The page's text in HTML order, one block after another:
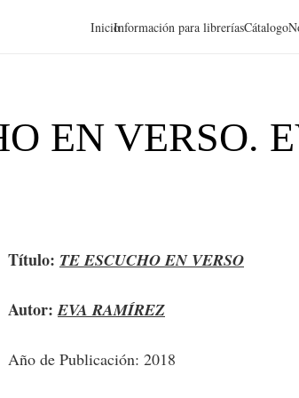
InicioInformación para libreríasCátalogo
EN VERSO.
Título: TE ESCUCHO EN VERSO
Autor: EVA RAMÍREZ
Año de Publicación: 2018